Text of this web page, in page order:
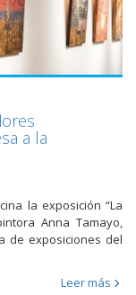
a la
la exposición “La
Anna Tamayo,
de exposiciones del
Leer más